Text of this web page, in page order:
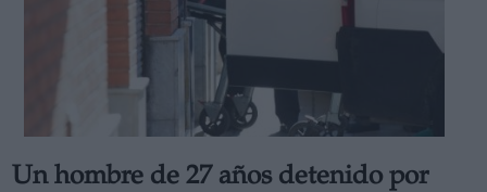
Un hombre de 27 años detenido por